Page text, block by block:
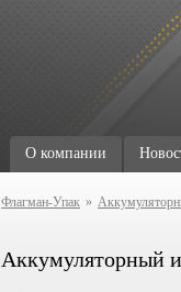
О компании
Флагман-Упак »
Аккумуляторный